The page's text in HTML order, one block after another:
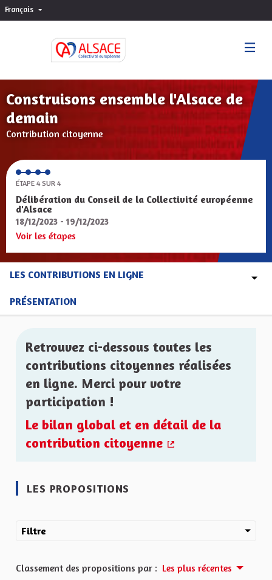
Français Choisir la langue
Construisons ensemble l'Alsace de
demain
Contribution citoyenne
ÉTAPE 4 SUR 4
Délibération du Conseil de la Collectivité européenne
d'Alsace
18/12/2023 - 19/12/2023
Voir les étapes
LES CONTRIBUTIONS EN LIGNE
PRÉSENTATION
Retrouvez ci-dessous toutes les
contributions citoyennes réalisées
en ligne. Merci pour votre
participation !
Le bilan global et en détail de la
contribution citoyenne
LES PROPOSITIONS
Filtre
Classement des propositions par : Les plus récentes